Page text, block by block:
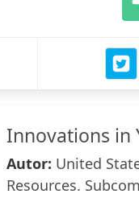
Innovations in
Autor: United
Resources.